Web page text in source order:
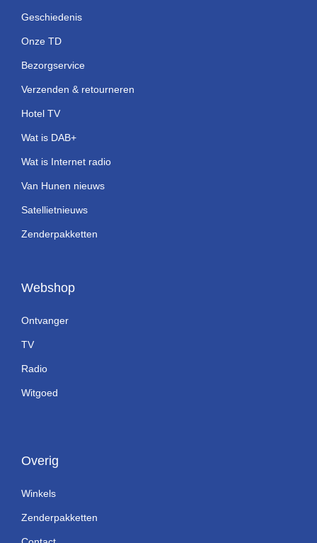
Geschiedenis
Onze TD
Bezorgservice
Verzenden & retourneren
Hotel TV
Wat is DAB+
Wat is Internet radio
Van Hunen nieuws
Satellietnieuws
Zenderpakketten
Webshop
Ontvanger
TV
Radio
Witgoed
Overig
Winkels
Zenderpakketten